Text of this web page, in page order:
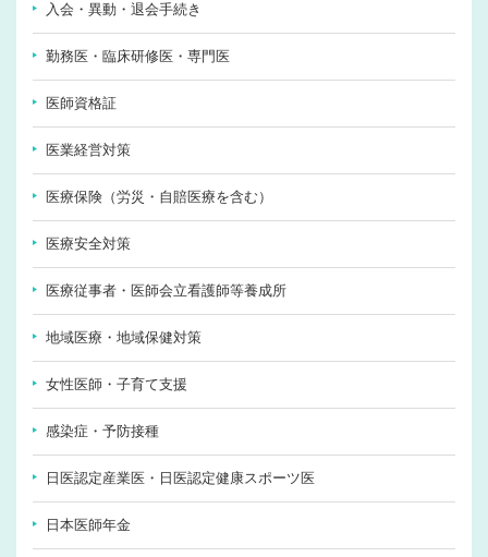
入会・異動・退会手続き
勤務医・臨床研修医・専門医
医師資格証
医業経営対策
医療保険（労災・自賠医療を含む）
医療安全対策
医療従事者・医師会立看護師等養成所
地域医療・地域保健対策
女性医師・子育て支援
感染症・予防接種
日医認定産業医・日医認定健康スポーツ医
日本医師年金